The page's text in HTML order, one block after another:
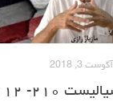
آگوست 3, 2018